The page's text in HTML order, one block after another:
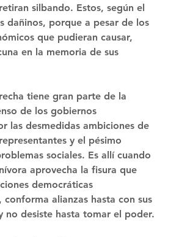
silbando. Estos, según el
dañinos, porque a pesar de los
que pudieran causar,
en la memoria de sus
tiene gran parte de la
de los gobiernos
las desmedidas ambiciones de
y el pésimo
sociales. Es allí cuando
aprovecha la fisura que
democráticas
alianzas hasta con sus
no desiste hasta tomar el poder.